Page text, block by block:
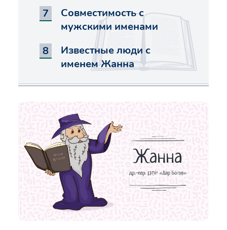
Совместимость с
мужскими именами
Известные люди с
именем Жанна